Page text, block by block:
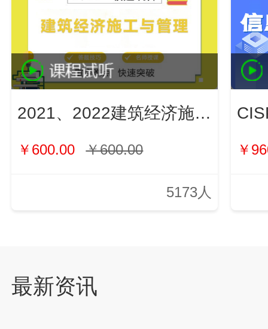
2021、2022建筑经济施工与管理（新）
￥600.00 ￥600.00
5173人
￥
最新资讯